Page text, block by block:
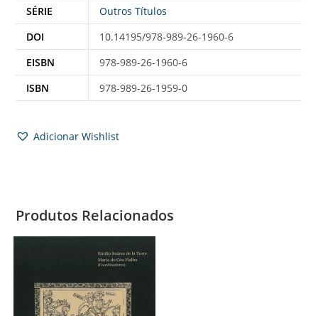
SÉRIE
Outros Títulos
DOI
10.14195/978-989-26-1960-6
EISBN
978-989-26-1960-6
ISBN
978-989-26-1959-0
Adicionar Wishlist
Produtos Relacionados